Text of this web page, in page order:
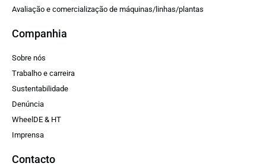
Avaliação e comercialização de máquinas/linhas/plantas
Companhia
Sobre nós
Trabalho e carreira
Sustentabilidade
Denúncia
WheelDE & HT
Imprensa
Contacto